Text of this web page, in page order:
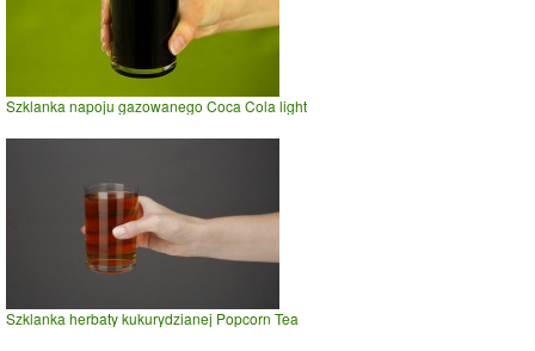
Szklanka napoju gazowanego Coca Cola light
Szklanka herbaty kukurydzianej Popcorn Tea